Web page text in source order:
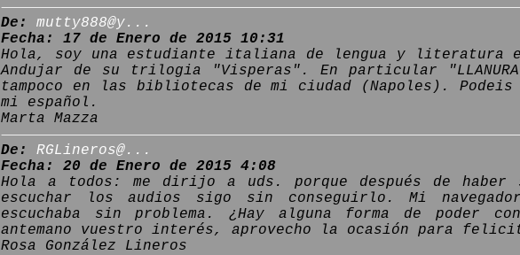
De:
mutty888@y...
Fecha: 17 de Enero de 2015 10:31
Hola, soy una estudiante italiana de lengua y literatura
Andujar de su trilogia "Visperas". En particular
tampoco en las bibliotecas de mi ciudad (Napoles).
mi español.
Marta Mazza
De:
RGLineros@...
Fecha: 20 de Enero de 2015 4:08
Hola a todos: me dirijo a uds. porque después de haber
escuchar los audios sigo sin conseguirlo. Mi
escuchaba sin problema. ¿Hay alguna forma de poder
antemano vuestro interés, aprovecho la ocasión para
Rosa González Lineros